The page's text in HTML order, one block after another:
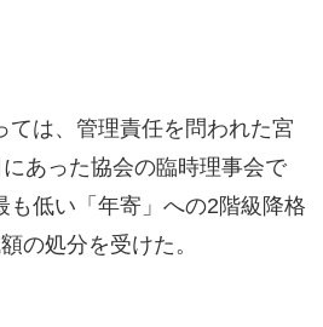
ては、管理責任を問われた宮
あった協会の臨時理事会で
も低い「年寄」への2階級降格
の処分を受けた。